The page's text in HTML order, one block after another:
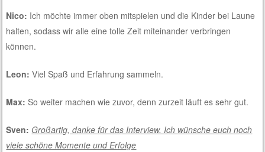
Nico: Ich möchte immer oben mitspielen und die Kinder bei Laune
halten, sodass wir alle eine tolle Zeit miteinander verbringen
können.
Leon:Viel Spaß und Erfahrung sammeln.
Max:So weiter machen wie zuvor, denn zurzeit läuft es sehr gut.
Sven: Großartig, danke für das Interview. Ich wünsche euch noch
viele schöne Momente und Erfolge